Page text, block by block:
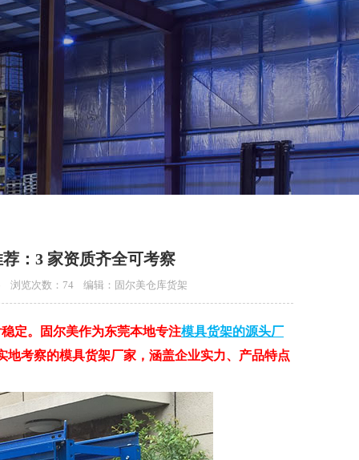
：3 家资质齐全可考察
浏览次数：74 编辑：固尔美仓库货架
定。固尔美作为东莞本地专注模具货架的源头厂
地考察的模具货架厂家，涵盖企业实力、产品特点